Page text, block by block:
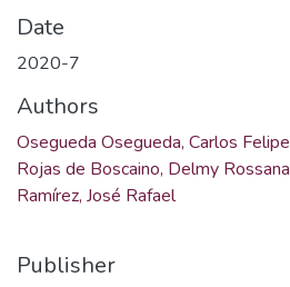
Date
2020-7
Authors
Osegueda Osegueda, Carlos Felipe
Rojas de Boscaino, Delmy Rossana
Ramírez, José Rafael
Publisher